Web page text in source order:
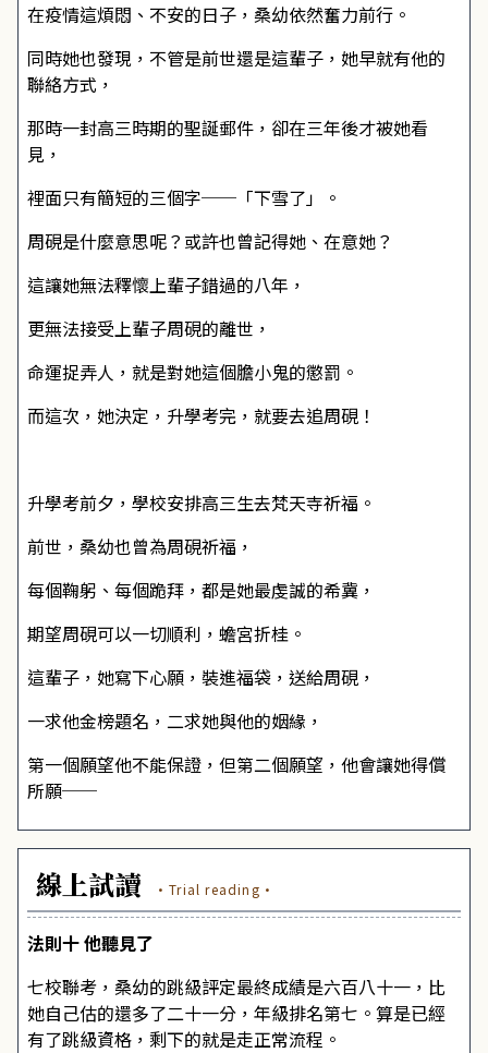
在疫情這煩悶、不安的日子，桑幼依然奮力前行。
同時她也發現，不管是前世還是這輩子，她早就有他的
聯絡方式，
那時一封高三時期的聖誕郵件，卻在三年後才被她看
見，
裡面只有簡短的三個字──「下雪了」。
周硯是什麼意思呢？或許也曾記得她、在意她？
這讓她無法釋懷上輩子錯過的八年，
更無法接受上輩子周硯的離世，
命運捉弄人，就是對她這個膽小鬼的懲罰。
而這次，她決定，升學考完，就要去追周硯！
升學考前夕，學校安排高三生去梵天寺祈福。
前世，桑幼也曾為周硯祈福，
每個鞠躬、每個跪拜，都是她最虔誠的希冀，
期望周硯可以一切順利，蟾宮折桂。
這輩子，她寫下心願，裝進福袋，送給周硯，
一求他金榜題名，二求她與他的姻緣，
第一個願望他不能保證，但第二個願望，他會讓她得償
所願──
線上試讀 ·Trial reading·
法則十 他聽見了
七校聯考，桑幼的跳級評定最終成績是六百八十一，比
她自己估的還多了二十一分，年級排名第七。算是已經
有了跳級資格，剩下的就是走正常流程。